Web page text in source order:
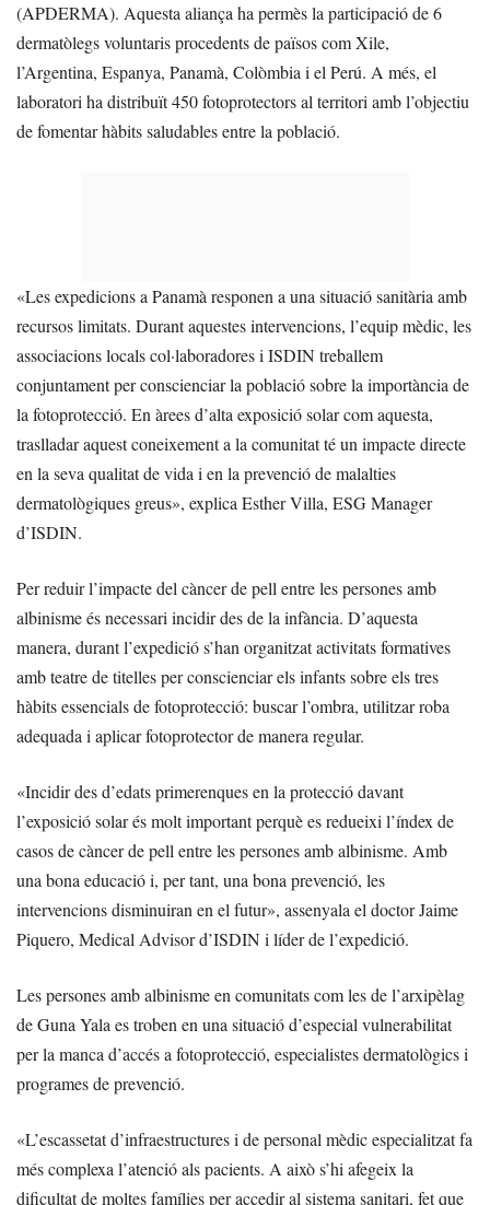
(APDERMA). Aquesta aliança ha permès la participació de 6
dermatòlegs voluntaris procedents de països com Xile,
l’Argentina, Espanya, Panamà, Colòmbia i el Perú. A més, el
laboratori ha distribuït 450 fotoprotectors al territori amb l’objectiu
de fomentar hàbits saludables entre la població.
«Les expedicions a Panamà responen a una situació sanitària amb
recursos limitats. Durant aquestes intervencions, l’equip mèdic, les
associacions locals col·laboradores i ISDIN treballem
conjuntament per conscienciar la població sobre la importància de
la fotoprotecció. En àrees d’alta exposició solar com aquesta,
traslladar aquest coneixement a la comunitat té un impacte directe
en la seva qualitat de vida i en la prevenció de malalties
dermatològiques greus», explica Esther Villa, ESG Manager
d’ISDIN.
Per reduir l’impacte del càncer de pell entre les persones amb
albinisme és necessari incidir des de la infància. D’aquesta
manera, durant l’expedició s’han organitzat activitats formatives
amb teatre de titelles per conscienciar els infants sobre els tres
hàbits essencials de fotoprotecció: buscar l’ombra, utilitzar roba
adequada i aplicar fotoprotector de manera regular.
«Incidir des d’edats primerenques en la protecció davant
l’exposició solar és molt important perquè es redueixi l’índex de
casos de càncer de pell entre les persones amb albinisme. Amb
una bona educació i, per tant, una bona prevenció, les
intervencions disminuiran en el futur», assenyala el doctor Jaime
Piquero, Medical Advisor d’ISDIN i líder de l’expedició.
Les persones amb albinisme en comunitats com les de l’arxipèlag
de Guna Yala es troben en una situació d’especial vulnerabilitat
per la manca d’accés a fotoprotecció, especialistes dermatològics i
programes de prevenció.
«L’escassetat d’infraestructures i de personal mèdic especialitzat fa
més complexa l’atenció als pacients. A això s’hi afegeix la
dificultat de moltes famílies per accedir al sistema sanitari, fet que